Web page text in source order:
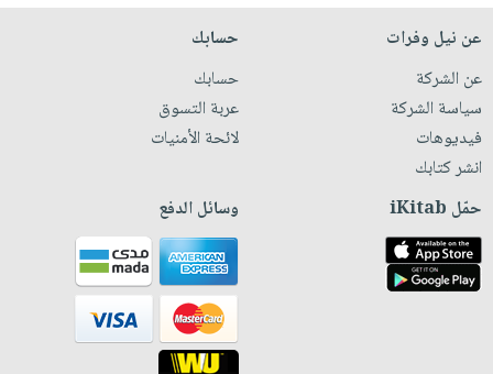
عن نيل وفرات
عن الشركة
سياسة الشركة
فيديوهات
انشر كتابك
حسابك
حسابك
عربة التسوق
لائحة الأمنيات
حمّل iKitab وسائل الدفع